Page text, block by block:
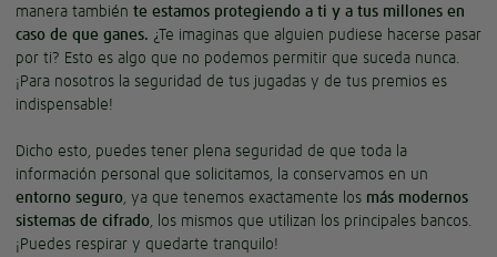
manera también te estamos protegiendo a ti y a tus millones en
caso de que ganes. ¿Te imaginas que alguien pudiese hacerse pasar
por ti? Esto es algo que no podemos permitir que suceda nunca.
¡Para nosotros la seguridad de tus jugadas y de tus premios es
indispensable!
Dicho esto, puedes tener plena seguridad de que toda la
información personal que solicitamos, la conservamos en un
entorno seguro, ya que tenemos exactamente los más modernos
sistemas de cifrado, los mismos que utilizan los principales bancos.
¡Puedes respirar y quedarte tranquilo!